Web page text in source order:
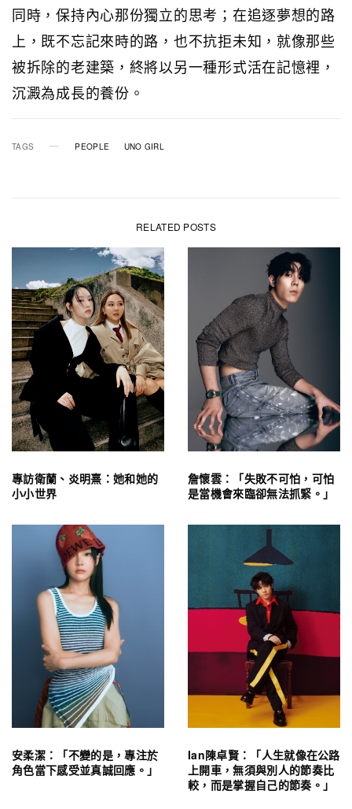
同時，保持內心那份獨立的思考；在追逐夢想的路
上，既不忘記來時的路，也不抗拒未知，就像那些
被拆除的老建築，終將以另一種形式活在記憶裡，
沉澱為成長的養份。
TAGS PEOPLE UNO GIRL
RELATED POSTS
專訪衛蘭、炎明熹：她和她的
小小世界
詹懷雲：「失敗不可怕，可怕
是當機會來臨卻無法抓緊。」
安柔潔：「不變的是，專注於
角色當下感受並真誠回應。」
Ian陳卓賢：「人生就像在公路
上開車，無須與別人的節奏比
較，而是掌握自己的節奏。」